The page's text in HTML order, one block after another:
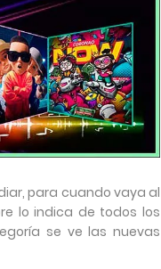
para cuando vaya al
lo indica de todos los
se ve las nuevas